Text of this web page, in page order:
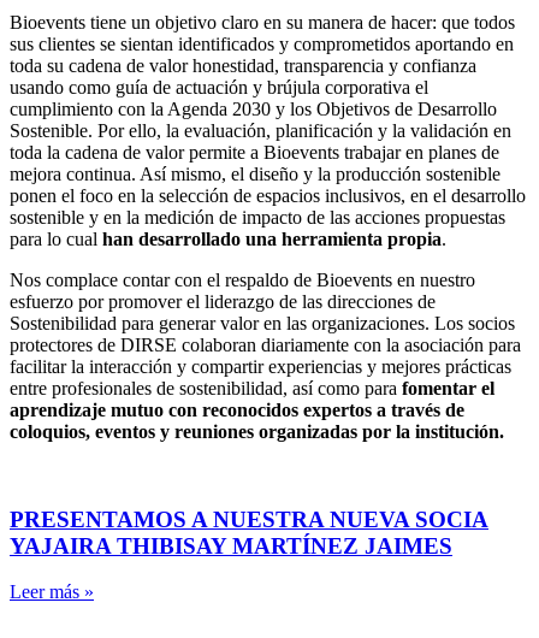
Bioevents tiene un objetivo claro en su manera de hacer: que todos
sus clientes se sientan identificados y comprometidos aportando en
toda su cadena de valor honestidad, transparencia y confianza
usando como guía de actuación y brújula corporativa el
cumplimiento con la Agenda 2030 y los Objetivos de Desarrollo
Sostenible. Por ello, la evaluación, planificación y la validación en
toda la cadena de valor permite a Bioevents trabajar en planes de
mejora continua. Así mismo, el diseño y la producción sostenible
ponen el foco en la selección de espacios inclusivos, en el desarrollo
sostenible y en la medición de impacto de las acciones propuestas
para lo cual han desarrollado una herramienta propia.
Nos complace contar con el respaldo de Bioevents en nuestro
esfuerzo por promover el liderazgo de las direcciones de
Sostenibilidad para generar valor en las organizaciones. Los socios
protectores de DIRSE colaboran diariamente con la asociación para
facilitar la interacción y compartir experiencias y mejores prácticas
entre profesionales de sostenibilidad, así como para fomentar el
aprendizaje mutuo con reconocidos expertos a través de
coloquios, eventos y reuniones organizadas por la institución.
PRESENTAMOS A NUESTRA NUEVA SOCIA
YAJAIRA THIBISAY MARTÍNEZ JAIMES
Leer más »